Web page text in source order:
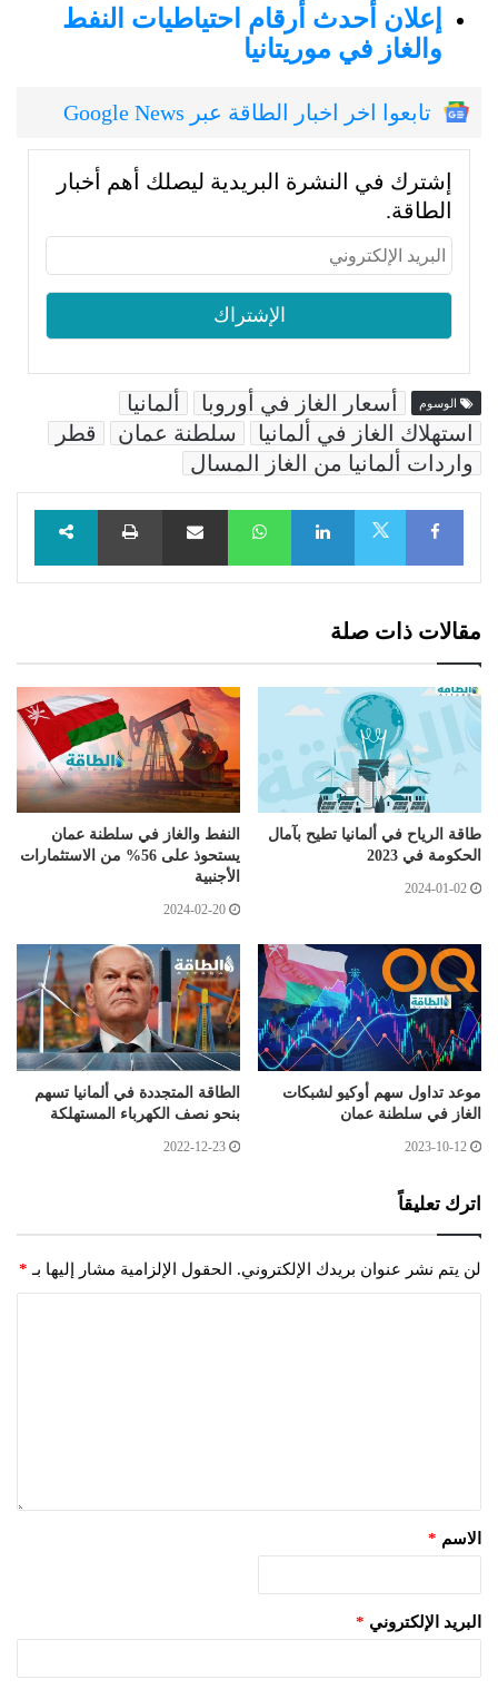
إعلان أحدث أرقام احتياطيات النفط
والغاز في موريتانيا
تابعوا اخر اخبار الطاقة عبر Google News
إشترك في النشرة البريدية ليصلك أهم أخبار
الطاقة.
الوسوم أسعار الغاز في أوروبا
ألمانيا
استهلاك الغاز في ألمانيا
سلطنة عمان
قطر
واردات ألمانيا من الغاز المسال
Facebook
LinkedIn
WhatsAppمشاركة عبر البريد طباعة
مقالات ذات صلة
طاقة الرياح في ألمانيا تطيح بآمال
الحكومة في 2023
2024-01-02
النفط والغاز في سلطنة عمان
يستحوذ على 56% من الاستثمارات
الأجنبية
2024-02-20
موعد تداول سهم أوكيو لشبكات
الغاز في سلطنة عمان
2023-10-12
الطاقة المتجددة في ألمانيا تسهم
بنحو نصف الكهرباء المستهلكة
2022-12-23
اترك تعليقاً
لن يتم نشر عنوان بريدك الإلكتروني. الحقول الإلزامية مشار إليها بـ *
الاسم *
البريد الإلكتروني *